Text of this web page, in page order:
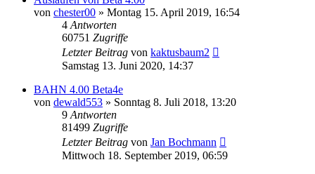
von chester00 » Montag 15. April 2019, 16:54
4 Antworten
60751 Zugriffe
Letzter Beitrag von kaktusbaum2
Samstag 13. Juni 2020, 14:37
BAHN 4.00 Beta4e
von dewald553 » Sonntag 8. Juli 2018, 13:20
9 Antworten
81499 Zugriffe
Letzter Beitrag von Jan Bochmann
Mittwoch 18. September 2019, 06:59